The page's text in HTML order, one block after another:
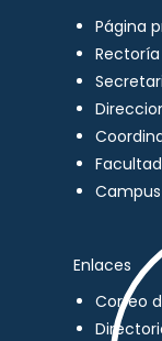
Página
Rectoría
Campus
Enlaces
Correo